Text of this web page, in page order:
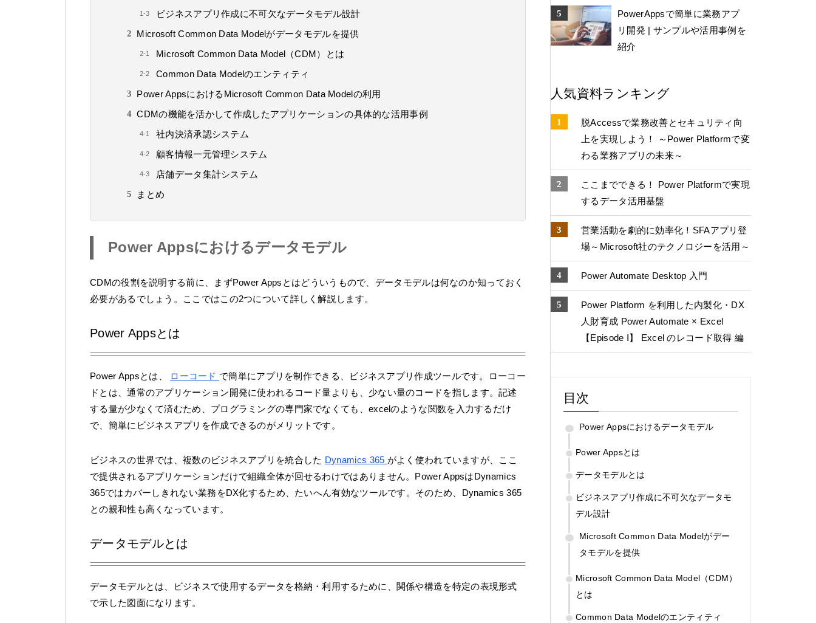
ビジネスアプリ作成に不可欠なデータモデル設計
Microsoft Common Data Modelがデータモデルを提供
Microsoft Common Data Model（CDM）とは
Common Data Modelのエンティティ
Power AppsにおけるMicrosoft Common Data Modelの利用
CDMの機能を活かして作成したアプリケーションの具体的な活用事例
社内決済承認システム
顧客情報一元管理システム
店舗データ集計システム
まとめ
Power Appsにおけるデータモデル
CDMの役割を説明する前に、まずPower Appsとはどういうもので、データモデルは何なのか知っておく
必要があるでしょう。ここではこの2つについて詳しく解説します。
Power Appsとは
Power Appsとは、 ローコード で簡単にアプリを制作できる、ビジネスアプリ作成ツールです。ローコー
ドとは、通常のアプリケーション開発に使われるコード量よりも、少ない量のコードを指します。記述
する量が少なくて済むため、プログラミングの専門家でなくても、excelのような関数を入力するだけ
で、簡単にビジネスアプリを作成できるのがメリットです。
ビジネスの世界では、複数のビジネスアプリを統合した Dynamics 365 がよく使われていますが、ここ
で提供されるアプリケーションだけで組織全体が回せるわけではありません。Power AppsはDynamics
365ではカバーしきれない業務をDX化するため、たいへん有効なツールです。そのため、Dynamics 365
との親和性も高くなっています。
データモデルとは
データモデルとは、ビジネスで使用するデータを格納・利用するために、関係や構造を特定の表現形式
で示した図面になります。
PowerAppsで簡単に業務アプ
リ開発 | サンプルや活用事例を
紹介
人気資料ランキング
脱Accessで業務改善とセキュリティ向
上を実現しよう！ ～Power Platformで変
わる業務アプリの未来～
ここまでできる！ Power Platformで実現
するデータ活用基盤
営業活動を劇的に効率化！SFAアプリ登
場～Microsoft社のテクノロジーを活用～
Power Automate Desktop 入門
Power Platform を利用した内製化・DX
人財育成 Power Automate × Excel
【Episode Ⅰ】 Excel のレコード取得 編
目次
Power Appsにおけるデータモデル
Power Appsとは
データモデルとは
ビジネスアプリ作成に不可欠なデータモ
デル設計
Microsoft Common Data Modelがデー
タモデルを提供
Microsoft Common Data Model（CDM）
とは
Common Data Modelのエンティティ